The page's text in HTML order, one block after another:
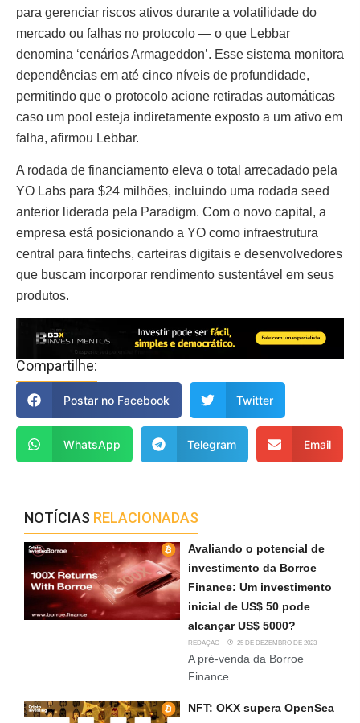
para gerenciar riscos ativos durante a volatilidade do
mercado ou falhas no protocolo — o que Lebbar
denomina ‘cenários Armageddon’. Esse sistema monitora
dependências em até cinco níveis de profundidade,
permitindo que o protocolo acione retiradas automáticas
caso um pool esteja indiretamente exposto a um ativo em
falha, afirmou Lebbar.
A rodada de financiamento eleva o total arrecadado pela
YO Labs para $24 milhões, incluindo uma rodada seed
anterior liderada pela Paradigm. Com o novo capital, a
empresa está posicionando a YO como infraestrutura
central para fintechs, carteiras digitais e desenvolvedores
que buscam incorporar rendimento sustentável em seus
produtos.
Compartilhe:
Postar no Facebook Twitter
WhatsApp Telegram Email
NOTÍCIAS RELACIONADAS
Avaliando o potencial de
investimento da Borroe
Finance: Um investimento
inicial de US$ 50 pode
alcançar US$ 5000?
REDAÇÃO 25 DE DEZEMBRO DE 2023
A pré-venda da Borroe
Finance...
NFT: OKX supera OpenSea